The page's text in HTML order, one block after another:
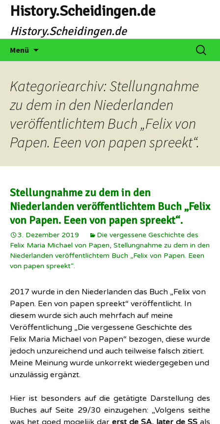
Zum
Inhalt
springen
History.Scheidingen.de
History.Scheidingen.de
Menü
Suchen
nach:
Kategoriearchiv: Stellungnahme
zu dem in den Niederlanden
veröffentlichtem Buch „Felix von
Papen. Eeen von papen spreekt“.
Stellungnahme zu dem in den
Niederlanden veröffentlichtem Buch „Felix
von Papen. Eeen von papen spreekt“.
3. Dezember 2019
Die vergessene Geschichte des
Felix Maria Michael von Papen, Stellungnahme zu dem in den
Niederlanden veröffentlichtem Buch „Felix von Papen. Eeen
von papen spreekt“.
2017 wurde in den Niederlanden das Buch „Felix von
Papen. Een von papen spreekt“ veröffentlicht. In
diesem wurde sich auch mehrfach auf meine
Veröffentlichung „Die vergessene Geschichte des
Felix Maria Michael von Papen“ bezogen, diese wurde
jedoch unzureichend und auch teilweise falsch zitiert.
Meine Meinung wurde unkorrekt wiedergegeben und
unzulässig ergänzt.
Hier ist besonders auf die getätigte Darstellung des
Buches auf Seite 29/30 einzugehen: „Volgens seithe
was het goed mogelijk dar erst de SA, later de SS als